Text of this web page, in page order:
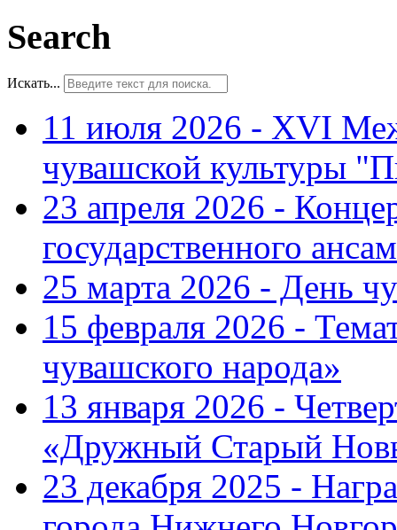
Search
Искать...
11 июля 2026 - XVI
чувашской культуры
23 апреля 2026 -
государственного
25 марта 2026 - День
15 февраля 2026 -
чувашского народа»
13 января 2026 -
«Дружный Старый
23 декабря 2025 -